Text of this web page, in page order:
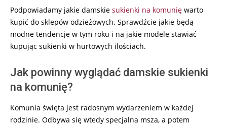
Podpowiadamy jakie damskie sukienki na komunię warto
kupić do sklepów odzieżowych. Sprawdźcie jakie będą
modne tendencje w tym roku i na jakie modele stawiać
kupując sukienki w hurtowych ilościach.
Jak powinny wyglądać damskie sukienki
na komunię?
Komunia święta jest radosnym wydarzeniem w każdej
rodzinie. Odbywa się wtedy specjalna msza, a potem